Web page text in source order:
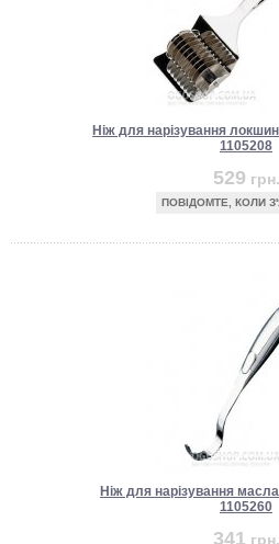
Ніж для нарізування
1105208
529 грн.
ПОВІДОМТЕ, КОЛИ
Ніж для нарізування
1105260
341 грн.